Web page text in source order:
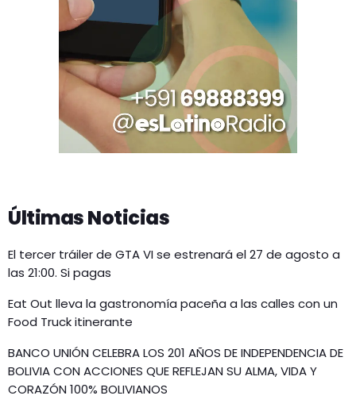
Últimas Noticias
El tercer tráiler de GTA VI se estrenará el 27 de agosto a
las 21:00. Si pagas
Eat Out lleva la gastronomía paceña a las calles con un
Food Truck itinerante
BANCO UNIÓN CELEBRA LOS 201 AÑOS DE INDEPENDENCIA DE
BOLIVIA CON ACCIONES QUE REFLEJAN SU ALMA, VIDA Y
CORAZÓN 100% BOLIVIANOS